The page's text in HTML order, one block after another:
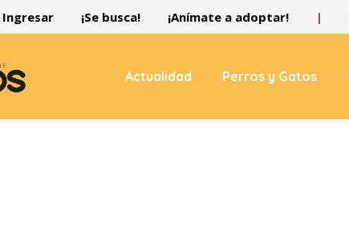
Ingresar ¡Se busca! ¡Anímate a adoptar! |
Actualidad Perros y Gatos